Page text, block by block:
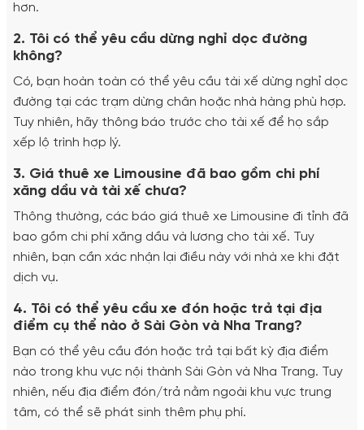
hơn.
2. Tôi có thể yêu cầu dừng nghỉ dọc đường
không?
Có, bạn hoàn toàn có thể yêu cầu tài xế dừng nghỉ dọc
đường tại các trạm dừng chân hoặc nhà hàng phù hợp.
Tuy nhiên, hãy thông báo trước cho tài xế để họ sắp
xếp lộ trình hợp lý.
3. Giá thuê xe Limousine đã bao gồm chi phí
xăng dầu và tài xế chưa?
Thông thường, các báo giá thuê xe Limousine đi tỉnh đã
bao gồm chi phí xăng dầu và lương cho tài xế. Tuy
nhiên, bạn cần xác nhận lại điều này với nhà xe khi đặt
dịch vụ.
4. Tôi có thể yêu cầu xe đón hoặc trả tại địa
điểm cụ thể nào ở Sài Gòn và Nha Trang?
Bạn có thể yêu cầu đón hoặc trả tại bất kỳ địa điểm
nào trong khu vực nội thành Sài Gòn và Nha Trang. Tuy
nhiên, nếu địa điểm đón/trả nằm ngoài khu vực trung
tâm, có thể sẽ phát sinh thêm phụ phí.